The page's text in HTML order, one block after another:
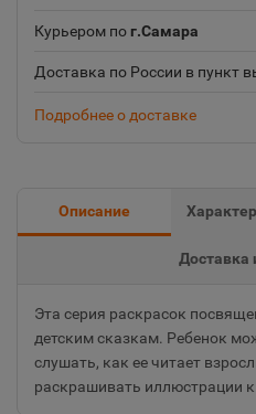
Курьером пог.Самара
Доставка по России в пункт
Подробнее о доставке
Описание
Доставка
Эта серия раскрасок
детским сказкам. Ребенок
слушать, как ее читает
раскрашивать иллюстрации к